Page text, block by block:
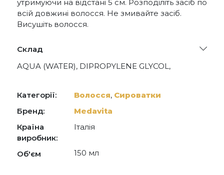
утримуючи на відстані 5 см. Розподіліть засіб по
всій довжині волосся. Не змивайте засіб.
Висушіть волосся.
Склад
AQUA (WATER), DIPROPYLENE GLYCOL,
26-BUTETH-26, PARFUM (FRAGRANCE),
POTASSIUM SORBATE, SODIUM BENZOATE,
PEG-40 HYDROGENATED CASTOR OIL, LACTIC
SALICYLATE, LIMONENE, SESAMUM INDICUM
(SESAME) SEED OIL, HYDROLYZED TRITICUM
SORBITOL, LINALOOL, LECITHIN, LEUCINE,
Категорії: Волосся, Сироватки
Бренд:
Medavita
Країна
виробник:
Італія
Об'єм 150 мл